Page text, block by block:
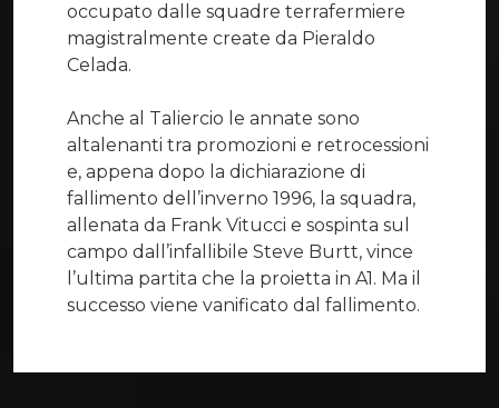
occupato dalle squadre terrafermiere
magistralmente create da Pieraldo
Celada.
Anche al Taliercio le annate sono
altalenanti tra promozioni e retrocessioni
e, appena dopo la dichiarazione di
fallimento dell’inverno 1996, la squadra,
allenata da Frank Vitucci e sospinta sul
campo dall’infallibile Steve Burtt, vince
l’ultima partita che la proietta in A1. Ma il
successo viene vanificato dal fallimento.